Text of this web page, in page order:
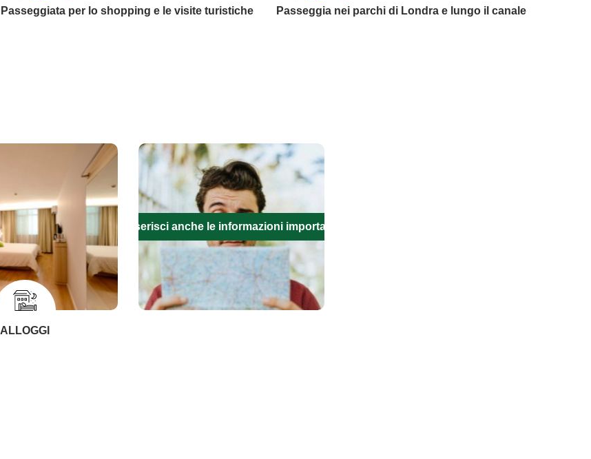
Passeggiata per lo shopping e le visite turistiche Passeggia nei parchi di Londra e lungo il canale
ALLOGGI
Inserisci anche le informazioni importanti